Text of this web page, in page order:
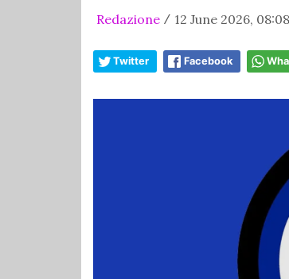
Redazione / 12 June 2026, 08:08
Twitter Facebook